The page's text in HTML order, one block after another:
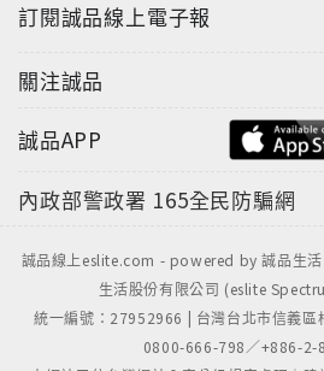
訂閱誠品線上電子報
關注誠品
誠品APP
內政部警政署 165全民防騙網
誠品線上eslite.com - powered by 誠品生
生活股份有限公司 (eslite
統一編號：27952966 | 台灣台北市信義區
0800-666-798／+886-2-